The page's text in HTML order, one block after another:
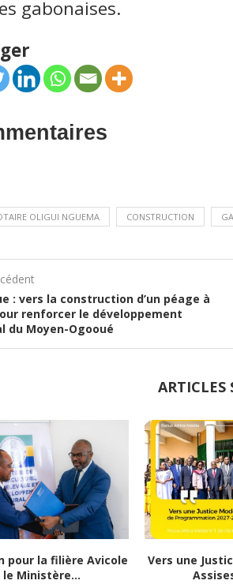
gabonaises.
OLIGUI NGUEMA CONSTRUCTION
: vers la construction d’un péage à
renforcer le développement
du Moyen-Ogooué
ARTICLES
pour la filière Avicole
le Ministère...
Vers une